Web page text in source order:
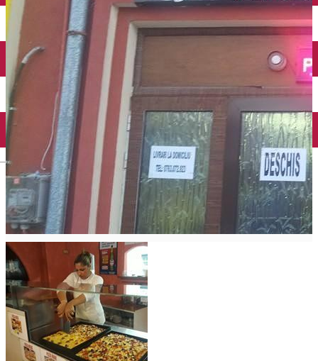
English
Închirieri auto
Închirieri biciclete
Taxi
Încărcare vehicule electrice